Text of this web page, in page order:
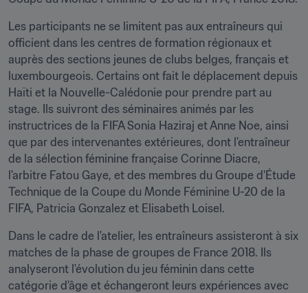
Les participants ne se limitent pas aux entraîneurs qui
officient dans les centres de formation régionaux et
auprès des sections jeunes de clubs belges, français et
luxembourgeois. Certains ont fait le déplacement depuis
Haïti et la Nouvelle-Calédonie pour prendre part au
stage. Ils suivront des séminaires animés par les
instructrices de la FIFA Sonia Haziraj et Anne Noe, ainsi
que par des intervenantes extérieures, dont l'entraîneur
de la sélection féminine française Corinne Diacre,
l'arbitre Fatou Gaye, et des membres du Groupe d'Étude
Technique de la Coupe du Monde Féminine U-20 de la
FIFA, Patricia Gonzalez et Elisabeth Loisel.
Dans le cadre de l'atelier, les entraîneurs assisteront à six
matches de la phase de groupes de France 2018. Ils
analyseront l'évolution du jeu féminin dans cette
catégorie d'âge et échangeront leurs expériences avec